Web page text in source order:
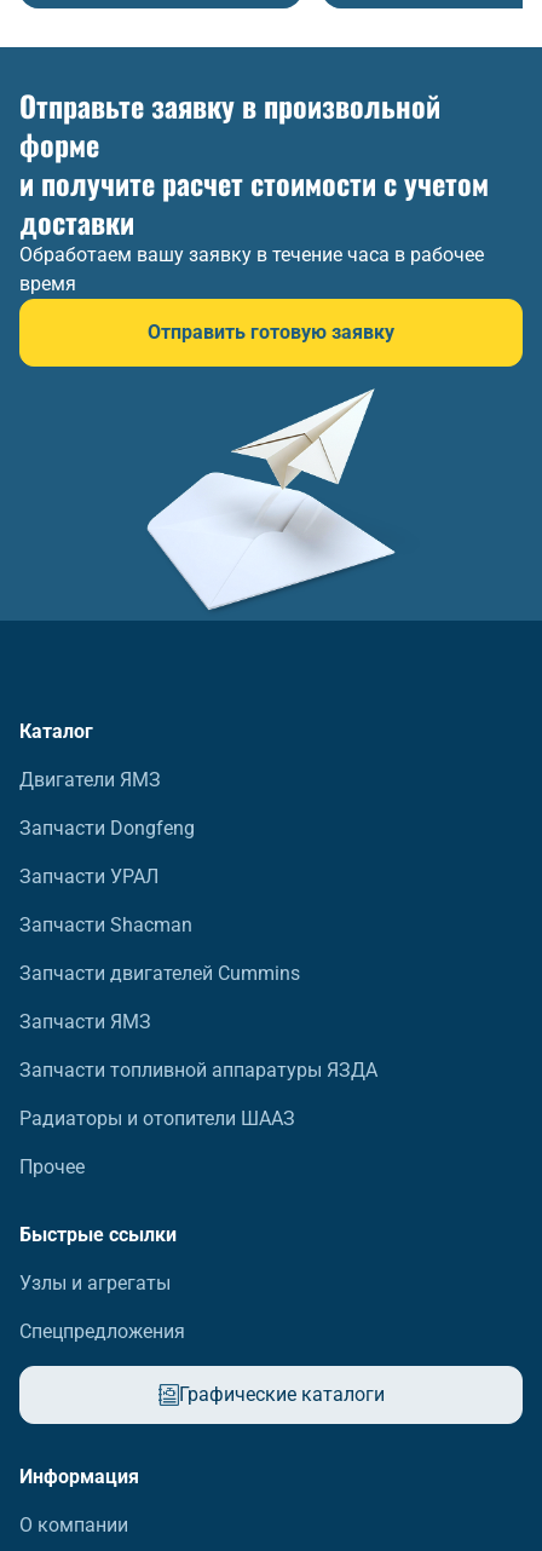
Отправьте заявку в произвольной
форме
и получите расчет стоимости с учетом
доставки
Обработаем вашу заявку в течение часа в рабочее
время
Отправить готовую заявку
Каталог
Двигатели ЯМЗ
Запчасти Dongfeng
Запчасти УРАЛ
Запчасти Shacman
Запчасти двигателей Cummins
Запчасти ЯМЗ
Запчасти топливной аппаратуры ЯЗДА
Радиаторы и отопители ШААЗ
Прочее
Быстрые ссылки
Узлы и агрегаты
Спецпредложения
Графические каталоги
Информация
О компании